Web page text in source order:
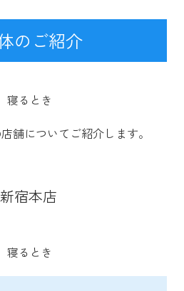
のご紹介
舗についてご紹介します。
宿本店